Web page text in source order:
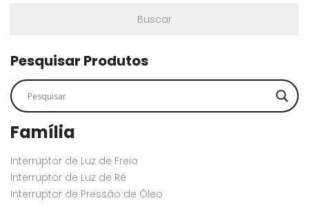
Pesquisar Produtos
Família
Interruptor de Luz de Freio
Interruptor de Luz de Ré
Interruptor de Pressão de Óleo